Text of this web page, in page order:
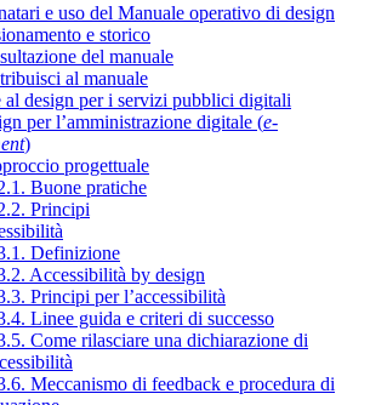
e uso del Manuale operativo di design
e storico
del manuale
al manuale
al design per i servizi pubblici digitali
per l’amministrazione digitale (e-
)
progettuale
Buone pratiche
Principi
Definizione
Accessibilità by design
Principi per l’accessibilità
Linee guida e criteri di successo
Come rilasciare una dichiarazione di
Meccanismo di feedback e procedura di